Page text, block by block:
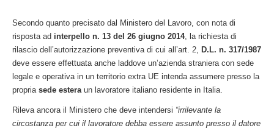
Secondo quanto precisato dal Ministero del Lavoro, con nota di
risposta ad interpello n. 13 del 26 giugno 2014, la richiesta di
rilascio dell’autorizzazione preventiva di cui all’art. 2, D.L. n. 317/1987
deve essere effettuata anche laddove un’azienda straniera con sede
legale e operativa in un territorio extra UE intenda assumere presso la
propria sede esteraun lavoratore italiano residente in Italia.
Rileva ancora il Ministero che deve intendersi “irrilevante la
circostanza per cui il lavoratore debba essere assunto presso il datore